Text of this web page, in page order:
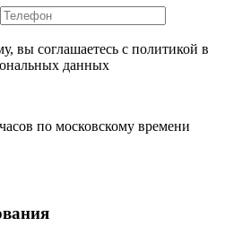
вы соглашаетесь с политикой в
данных
по московскому времени